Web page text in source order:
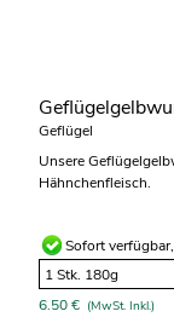
Geflügel
Unsere
Hähnchenfleisch.
Sofort
6.50 € (MwSt. Inkl.)